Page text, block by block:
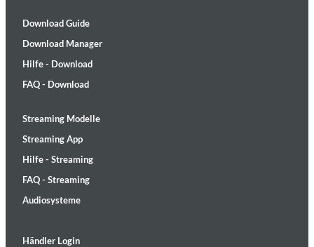
Download Guide
Download Manager
Hilfe - Download
FAQ - Download
Streaming Modelle
Streaming App
Hilfe - Streaming
FAQ - Streaming
Audiosysteme
Händler Login